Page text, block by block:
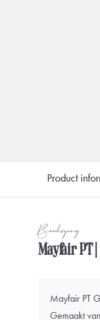
Product
Beschrijving
Mayfair PT
Mayfair PT
Gemaakt